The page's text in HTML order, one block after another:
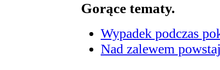
Gorące tematy.
Wypadek podczas
Nad zalewem